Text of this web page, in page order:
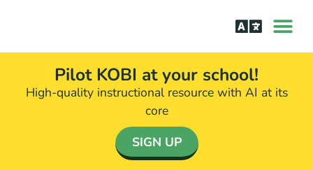
Pilot KOBI at your school!
High-quality instructional resource with AI at its
core​
SIGN UP